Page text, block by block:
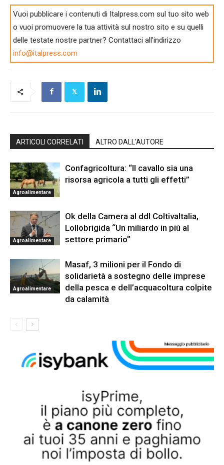
Vuoi pubblicare i contenuti di Italpress.com sul tuo sito web
o vuoi promuovere la tua attività sul nostro sito e su quelli
delle testate nostre partner? Contattaci all'indirizzo
info@italpress.com
ARTICOLI CORRELATI ALTRO DALL'AUTORE
Agroalimentare
Confagricoltura: “Il cavallo sia una
risorsa agricola a tutti gli effetti”
Agroalimentare
Ok della Camera al ddl ColtivaItalia,
Lollobrigida “Un miliardo in più al
settore primario”
Agroalimentare
Masaf, 3 milioni per il Fondo di
solidarietà a sostegno delle imprese
della pesca e dell’acquacoltura colpite
da calamità